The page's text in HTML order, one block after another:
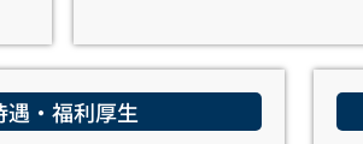
遇・福利厚生